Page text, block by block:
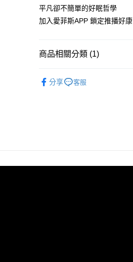
平凡卻不簡單的好眠哲學
加入愛菲斯APP 鎖定推播好康
商品相關分類 (1)
分享
客服